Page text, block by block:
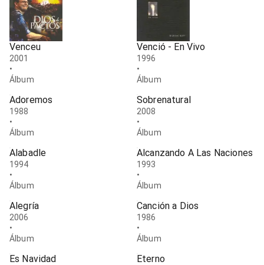
2001
Álbum
1999
Venceu
2001
•
Álbum
Venció - En Vivo
1996
•
Álbum
Adoremos
1988
•
Álbum
Sobrenatural
2008
•
Álbum
Alabadle
1994
•
Álbum
Alcanzando A Las Naciones
1993
•
Álbum
Alegría
2006
•
Álbum
Canción a Dios
1986
•
Álbum
Es Navidad Eterno